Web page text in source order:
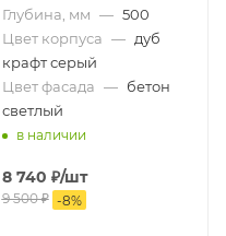
Глубина, мм — 500
Цвет корпуса — дуб
крафт серый
Цвет фасада — бетон
светлый
в наличии
8 740 ₽/шт
9 500₽ -8%